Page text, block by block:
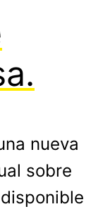
nueva
sobre